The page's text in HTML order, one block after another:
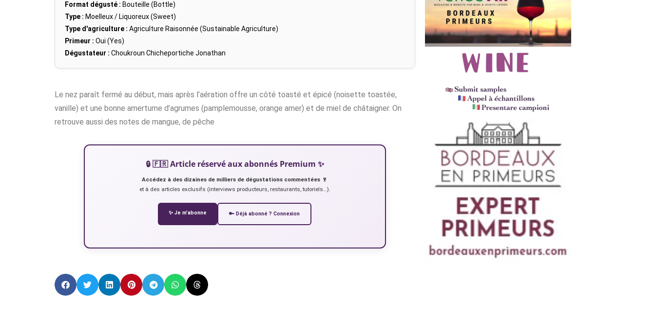
Format dégusté : Bouteille (Bottle)
Type : Moelleux / Liquoreux (Sweet)
Type d'agriculture : Agriculture Raisonnée (Sustainable Agriculture)
Primeur : Oui (Yes)
Dégustateur : Choukroun Chicheportiche Jonathan
Le nez paraît fermé au début, mais après l’aération offre un côté toasté et épicé (noisette toastée,
vanille) et une bonne amertume d’agrumes (pamplemousse, orange amer) et de miel de châtaigner. On
retrouve aussi des notes de mangue, de pêche
🔒 🇫🇷 Article réservé aux abonnés Premium ✨
Accédez à des dizaines de milliers de dégustations commentées 🍷
et à des articles exclusifs (interviews producteurs, restaurants, tutoriels…).
✨ Je m’abonne 🔑 Déjà abonné ? Connexion